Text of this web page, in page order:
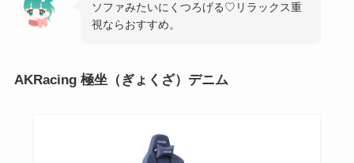
ソファみたいにくつろげる♡リラックス重
視ならおすすめ。
AKRacing 極坐（ぎょくざ）デニム